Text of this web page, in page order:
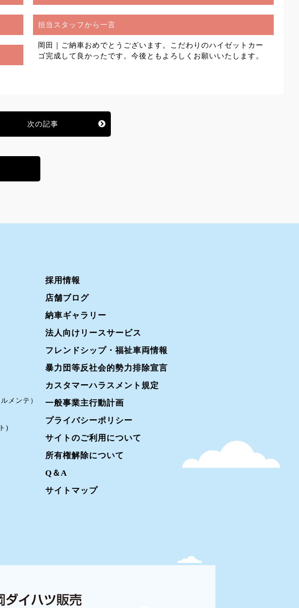
担当スタッフから一言
岡田｜ご納車おめでとうございます。こだわりのハイゼットカー
ゴ完成して良かったです。今後ともよろしくお願いいたします。
次の記事
メンテ）
)
採用情報
店舗ブログ
納車ギャラリー
法人向けリースサービス
フレンドシップ・福祉車両情報
暴力団等反社会的勢力排除宣言
カスタマーハラスメント規定
一般事業主行動計画
プライバシーポリシー
サイトのご利用について
所有権解除について
Q＆A
サイトマップ